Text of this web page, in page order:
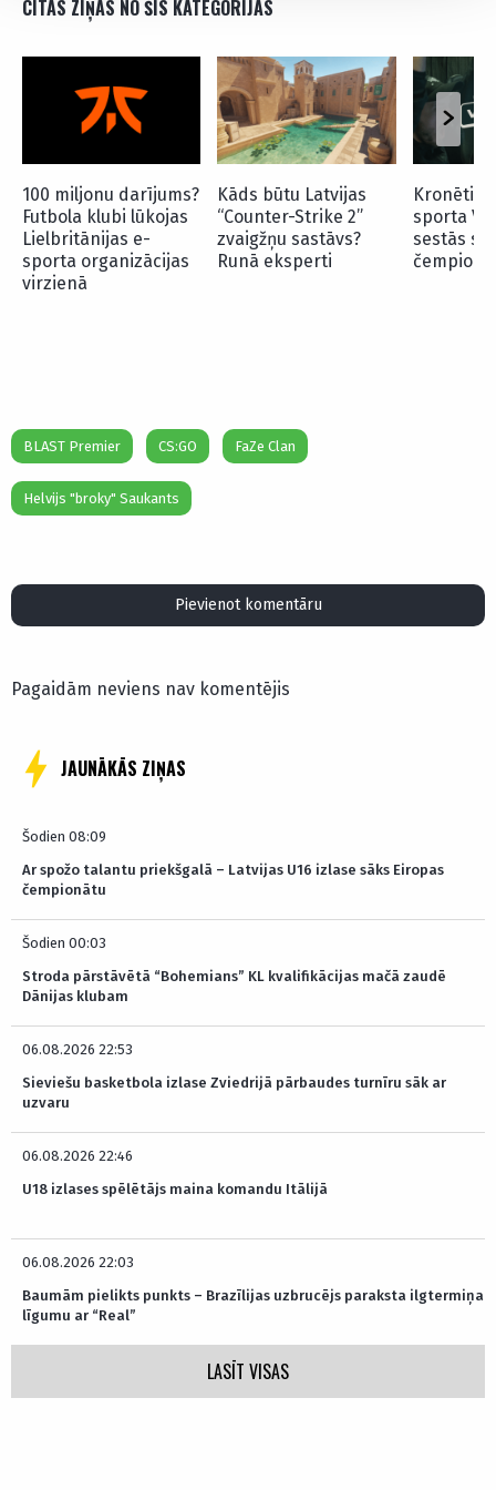
CITAS ZIŅAS NO ŠĪS KATEGORIJAS
100 miljonu darījums?
Futbola klubi lūkojas
Lielbritānijas e-
sporta organizācijas
virzienā
Kāds būtu Latvijas
“Counter-Strike 2”
zvaigžņu sastāvs?
Runā eksperti
Kronēti
sporta
sestās
čempioni
BLAST Premier CS:GO FaZe Clan
Helvijs "broky" Saukants
Pievienot komentāru
Pagaidām neviens nav komentējis
JAUNĀKĀS ZIŅAS
Šodien 08:09
Ar spožo talantu priekšgalā – Latvijas U16 izlase sāks Eiropas
čempionātu
Šodien 00:03
Stroda pārstāvētā “Bohemians” KL kvalifikācijas mačā zaudē
Dānijas klubam
06.08.2026 22:53
Sieviešu basketbola izlase Zviedrijā pārbaudes turnīru sāk ar
uzvaru
06.08.2026 22:46
U18 izlases spēlētājs maina komandu Itālijā
06.08.2026 22:03
Baumām pielikts punkts – Brazīlijas uzbrucējs paraksta ilgtermiņa
līgumu ar “Real”
LASĪT VISAS